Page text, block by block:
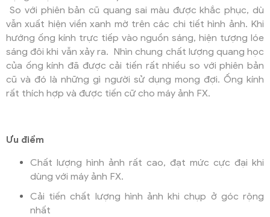
So với phiên bản cũ quang sai màu được khắc phục, dù
vẫn xuất hiện viền xanh mờ trên các chi tiết hình ảnh. Khi
hướng ống kính trực tiếp vào nguồn sáng, hiện tượng lóe
sáng đôi khi vẫn xảy ra. Nhìn chung chất lượng quang học
của ống kính đã được cải tiến rất nhiều so với phiên bản
cũ và đó là những gì người sử dụng mong đợi. Ống kính
rất thích hợp và được tiến cữ cho máy ảnh FX.
Ưu điểm
Chất lượng hình ảnh rất cao, đạt mức cực đại khi
dùng với máy ảnh FX.
Cải tiến chất lượng hình ảnh khi chụp ở góc rộng
nhất